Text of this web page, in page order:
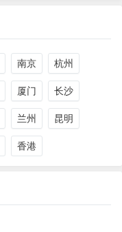
南京 杭州
厦门 长沙
兰州 昆明
香港